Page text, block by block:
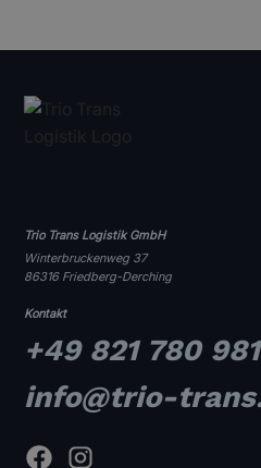
Trio Trans Logistik GmbH
Winterbruckenweg 37
86316 Friedberg-Derching
Kontakt
+49 821 780
info@trio-